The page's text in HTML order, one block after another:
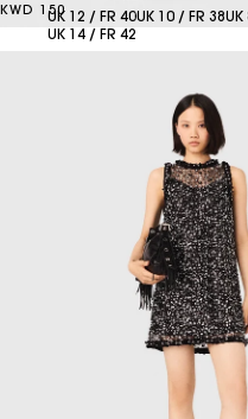
150 KWD UK
UK 10 / FR 38
UK 12 / FR 40
UK 14 / FR 42